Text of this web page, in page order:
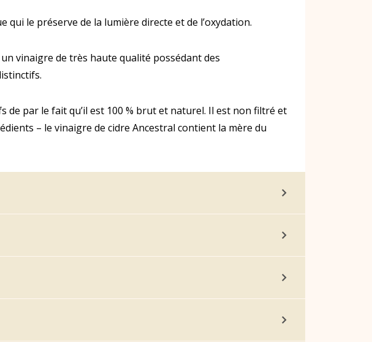
le préserve de la lumière directe et de l’oxydation.
vinaigre de très haute qualité possédant des
par le fait qu’il est 100 % brut et naturel. Il est non filtré et
– le vinaigre de cidre Ancestral contient la mère du